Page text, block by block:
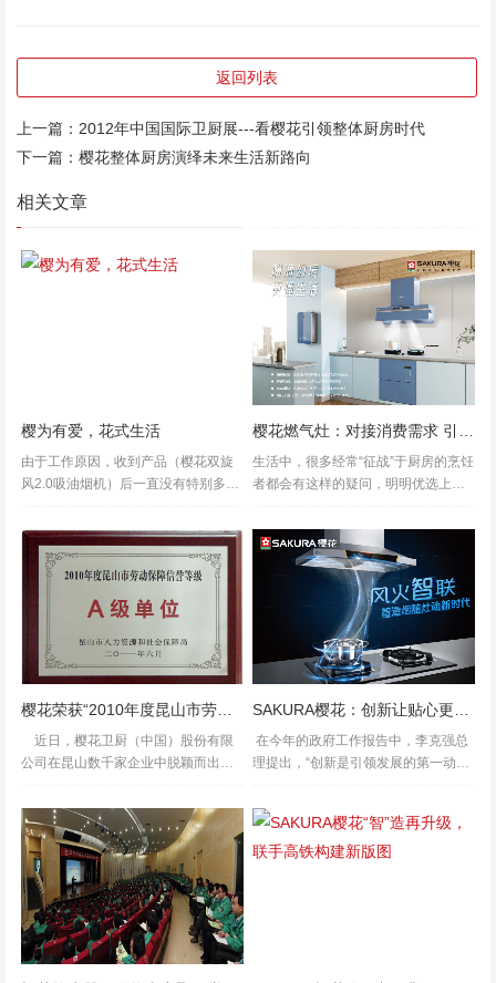
返回列表
上一篇： 2012年中国国际卫厨展---看樱花引领整体厨房时代
下一篇： 樱花整体厨房演绎未来生活新路向
相关文章
樱为有爱，花式生活
由于工作原因，收到产品（樱花双旋
风2.0吸油烟机）后一直没有特别多的
会不多，也没有太多的素材，以至于
使用报告到现在才有空编写。 樱花这
个品牌已经是个久经...
生活中，很多经常“征战”于厨房的烹饪
者都会有这样的疑问，明明优选上好
饪，为什么口感还是和饭店相去甚远?
其中的一部分原因在于火力的大小和
火候的掌握程度。对燃气灶品牌而
樱花荣获“2010年度昆山市劳动信誉保障等级A级单位”称号
近日，樱花卫厨（中国）股份有限
公司在昆山数千家企业中脱颖而出，
级A级单位”称号，这是我司继“昆山市
劳动关系和谐企业&rdqu...
SAKURA樱花：创新让贴心更有生命力
在今年的政府工作报告中，李克强总
理提出，“创新是引领发展的第一动
置。”而“科技创新”、“思维创新...